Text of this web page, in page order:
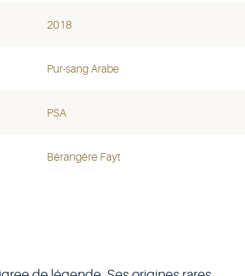
2018
Pur-sang Arabe
PSA
Bérangère Fayt